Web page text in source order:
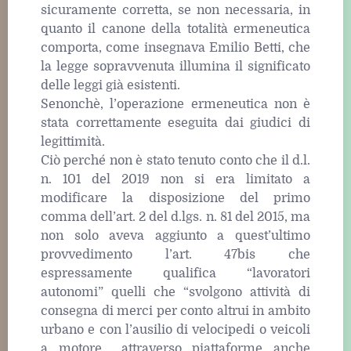
sicuramente corretta, se non necessaria, in
quanto il canone della totalità ermeneutica
comporta, come insegnava Emilio Betti, che
la legge sopravvenuta illumina il significato
delle leggi già esistenti.
Senonchè, l’operazione ermeneutica non è
stata correttamente eseguita dai giudici di
legittimità.
Ciò perché non è stato tenuto conto che il d.l.
n. 101 del 2019 non si era limitato a
modificare la disposizione del primo
comma dell’art. 2 del d.lgs. n. 81 del 2015, ma
non solo aveva aggiunto a quest’ultimo
provvedimento l’art. 47bis che
espressamente qualifica “lavoratori
autonomi” quelli che “svolgono attività di
consegna di merci per conto altrui in ambito
urbano e con l’ausilio di velocipedi o veicoli